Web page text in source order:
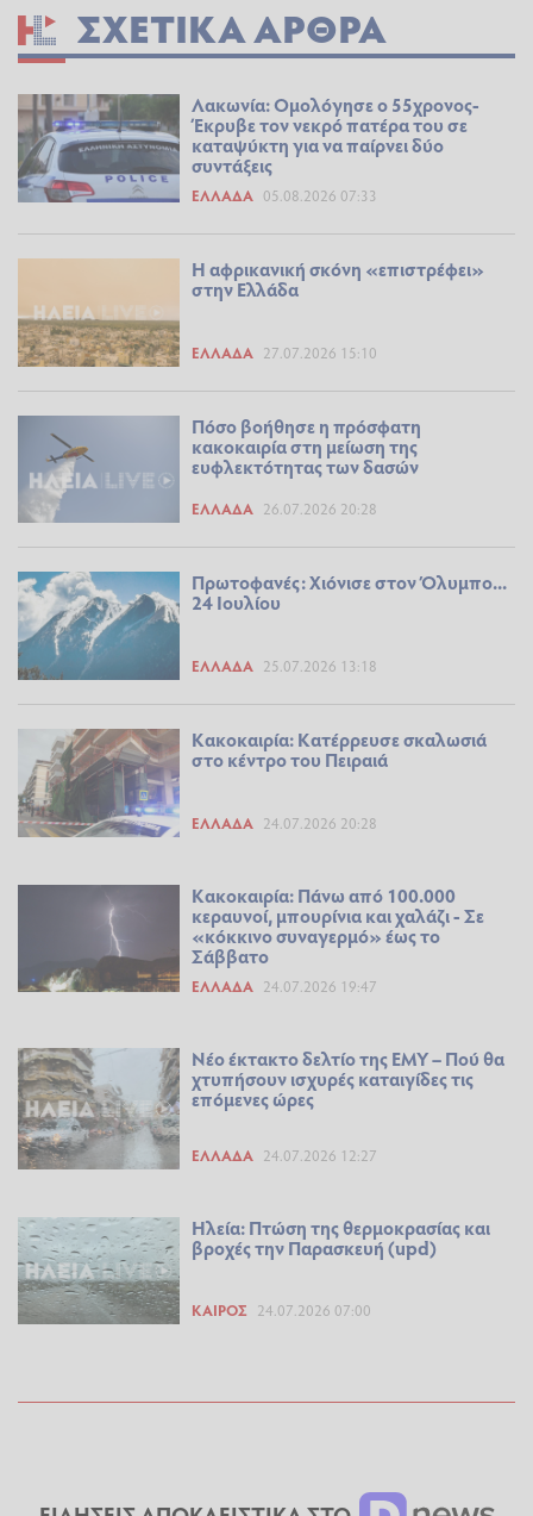
ΣΧΕΤΙΚΆ ΆΡΘΡΑ
Λακωνία: Ομολόγησε ο 55χρονος-
Έκρυβε τον νεκρό πατέρα του σε
καταψύκτη για να παίρνει δύο
συντάξεις
ΕΛΛΆΔΑ 05.08.2026 07:33
Η αφρικανική σκόνη «επιστρέφει»
στην Ελλάδα
ΕΛΛΆΔΑ 27.07.2026 15:10
Πόσο βοήθησε η πρόσφατη
κακοκαιρία στη μείωση της
ευφλεκτότητας των δασών
ΕΛΛΆΔΑ 26.07.2026 20:28
Πρωτοφανές: Χιόνισε στον Όλυμπο...
24 Ιουλίου
ΕΛΛΆΔΑ 25.07.2026 13:18
Κακοκαιρία: Κατέρρευσε σκαλωσιά
στο κέντρο του Πειραιά
ΕΛΛΆΔΑ 24.07.2026 20:28
Κακοκαιρία: Πάνω από 100.000
κεραυνοί, μπουρίνια και χαλάζι - Σε
«κόκκινο συναγερμό» έως το
Σάββατο
ΕΛΛΆΔΑ 24.07.2026 19:47
Νέο έκτακτο δελτίο της ΕΜΥ – Πού θα
χτυπήσουν ισχυρές καταιγίδες τις
επόμενες ώρες
ΕΛΛΆΔΑ 24.07.2026 12:27
Ηλεία: Πτώση της θερμοκρασίας και
βροχές την Παρασκευή (upd)
ΚΑΙΡΌΣ 24.07.2026 07:00